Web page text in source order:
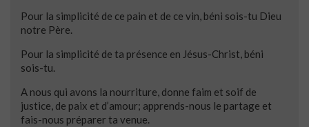
Pour la simplicité de ce pain et de ce vin, béni sois-tu Dieu
notre Père.
Pour la simplicité de ta présence en Jésus-Christ, béni
sois-tu.
A nous qui avons la nourriture, donne faim et soif de
justice, de paix et d’amour; apprends-nous le partage et
fais-nous préparer ta venue.